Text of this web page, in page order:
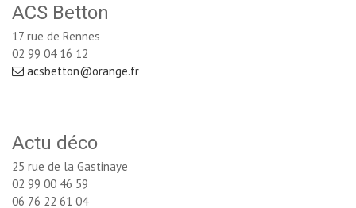
ACS Betton
17 rue de Rennes
02 99 04 16 12
acsbetton@orange.fr
Actu déco
25 rue de la Gastinaye
02 99 00 46 59
06 76 22 61 04